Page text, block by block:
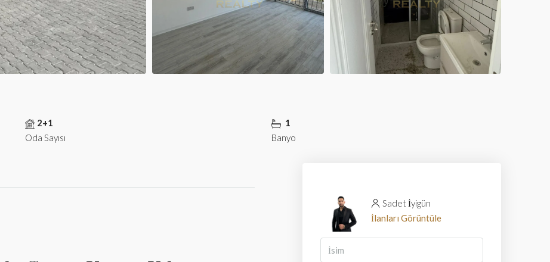
2+1
Oda Sayısı
1
Banyo
Sadet İyigün
İlanları Görüntüle